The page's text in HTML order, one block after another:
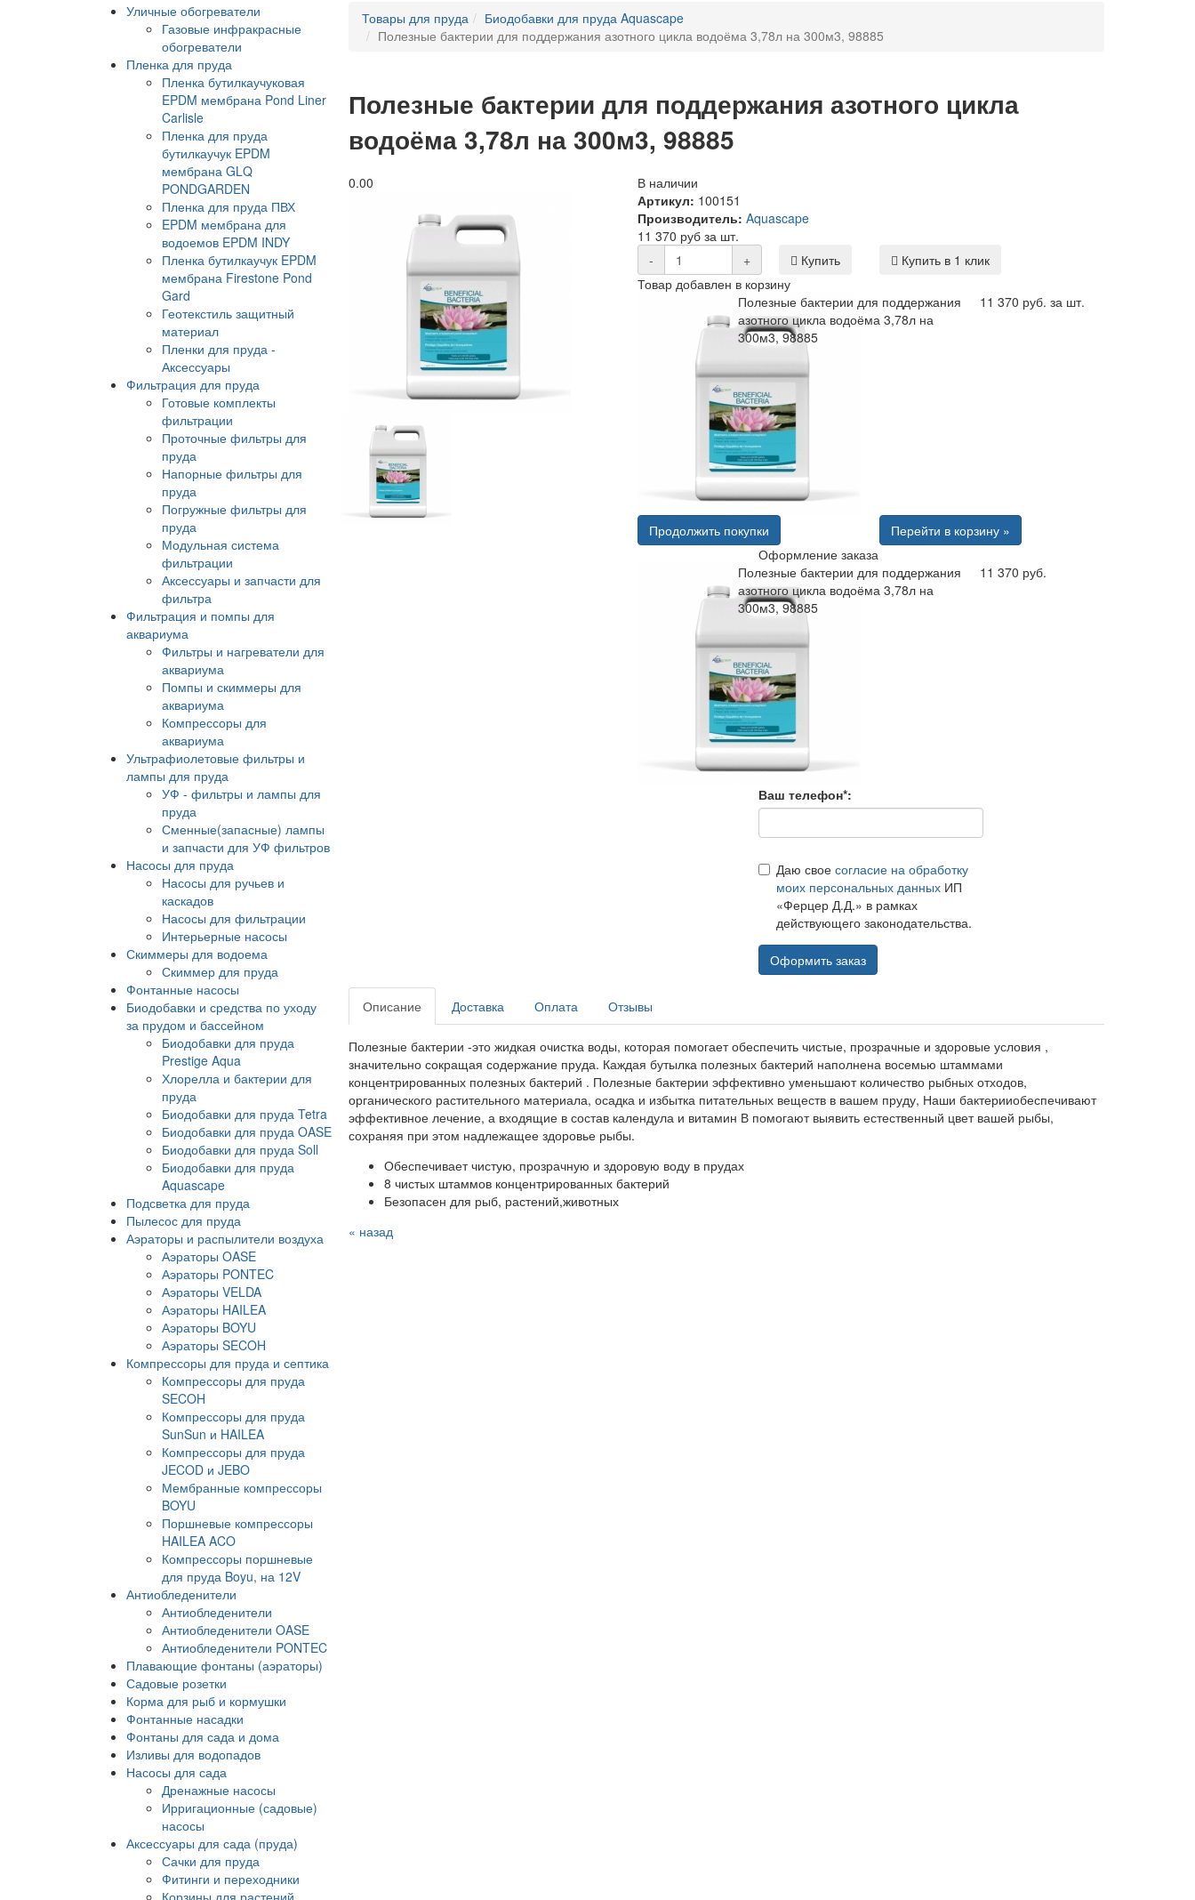
Уличные обогреватели
Газовые инфракрасные
обогреватели
Пленка для пруда
Пленка бутилкаучуковая
EPDM мембрана Pond Liner
Carlisle
Пленка для пруда
бутилкаучук EPDM
мембрана GLQ
PONDGARDEN
Пленка для пруда ПВХ
EPDM мембрана для
водоемов EPDM INDY
Пленка бутилкаучук EPDM
мембрана Firestone Pond
Gard
Геотекстиль защитный
материал
Пленки для пруда -
Аксессуары
Фильтрация для пруда
Готовые комплекты
фильтрации
Проточные фильтры для
пруда
Напорные фильтры для
пруда
Погружные фильтры для
пруда
Модульная система
фильтрации
Аксессуары и запчасти для
фильтра
Фильтрация и помпы для
аквариума
Фильтры и нагреватели для
аквариума
Помпы и скиммеры для
аквариума
Компрессоры для
аквариума
Ультрафиолетовые фильтры и
лампы для пруда
УФ - фильтры и лампы для
пруда
Сменные(запасные) лампы
и запчасти для УФ фильтров
Насосы для пруда
Насосы для ручьев и
каскадов
Насосы для фильтрации
Интерьерные насосы
Скиммеры для водоема
Скиммер для пруда
Фонтанные насосы
Биодобавки и средства по уходу
за прудом и бассейном
Биодобавки для пруда
Prestige Aqua
Хлорелла и бактерии для
пруда
Биодобавки для пруда Tetra
Биодобавки для пруда OASE
Биодобавки для пруда Soll
Биодобавки для пруда
Aquascape
Подсветка для пруда
Пылесос для пруда
Аэраторы и распылители воздуха
Аэраторы OASE
Аэраторы PONTEC
Аэраторы VELDA
Аэраторы HAILEA
Аэраторы BOYU
Аэраторы SECOH
Компрессоры для пруда и септика
Компрессоры для пруда
SECOH
Компрессоры для пруда
SunSun и HAILEA
Компрессоры для пруда
JECOD и JEBO
Мембранные компрессоры
BOYU
Поршневые компрессоры
HAILEA ACO
Компрессоры поршневые
для пруда Boyu, на 12V
Антиобледенители
Антиобледенители
Антиобледенители OASE
Антиобледенители PONTEC
Плавающие фонтаны (аэраторы)
Садовые розетки
Корма для рыб и кормушки
Фонтанные насадки
Фонтаны для сада и дома
Изливы для водопадов
Насосы для сада
Дренажные насосы
Ирригационные (садовые)
насосы
Аксессуары для сада (пруда)
Сачки для пруда
Фитинги и переходники
Корзины для растений
Товары для пруда
Биодобавки для пруда Aquascape
Полезные бактерии для поддержания азотного цикла водоёма 3,78л на 300м3, 98885
Полезные бактерии для поддержания азотного цикла
водоёма 3,78л на 300м3, 98885
0.00
В наличии
Артикул: 100151
Производитель: Aquascape
11 370 руб за шт.
-
+ Купить
Купить в 1 клик
Товар добавлен в корзину
Полезные бактерии для поддержания
азотного цикла водоёма 3,78л на
300м3, 98885
11 370 руб. за шт.
Продолжить покупки
Перейти в корзину »
Оформление заказа
Полезные бактерии для поддержания
азотного цикла водоёма 3,78л на
300м3, 98885
11 370 руб.
Ваш телефон*:
Даю свое согласие на обработку
моих персональных данныхИП
«Ферцер Д.Д.» в рамках
действующего законодательства.
Оформить заказ
Описание Доставка Оплата Отзывы
Полезные бактерии -это жидкая очистка воды, которая помогает обеспечить чистые, прозрачные и здоровые условия ,
значительно сокращая содержание пруда. Каждая бутылка полезных бактерий наполнена восемью штаммами
концентрированных полезных бактерий . Полезные бактерии эффективно уменьшают количество рыбных отходов,
органического растительного материала, осадка и избытка питательных веществ в вашем пруду, Наши бактерииобеспечивают
эффективное лечение, а входящие в состав календула и витамин В помогают выявить естественный цвет вашей рыбы,
сохраняя при этом надлежащее здоровье рыбы.
Обеспечивает чистую, прозрачную и здоровую воду в прудах
8 чистых штаммов концентрированных бактерий
Безопасен для рыб, растений,животных
« назад